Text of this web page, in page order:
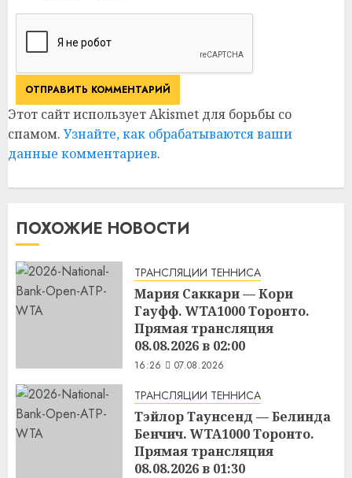
Этот сайт использует Akismet для борьбы со
спамом. Узнайте, как обрабатываются ваши
данные комментариев.
ПОХОЖИЕ НОВОСТИ
ТРАНСЛЯЦИИ ТЕННИСА
Мария Саккари — Кори
Гауфф. WTA1000 Торонто.
Прямая трансляция
08.08.2026 в 02:00
16:26 07.08.2026
ТРАНСЛЯЦИИ ТЕННИСА
Тэйлор Таунсенд — Белинда
Бенчич. WTA1000 Торонто.
Прямая трансляция
08.08.2026 в 01:30